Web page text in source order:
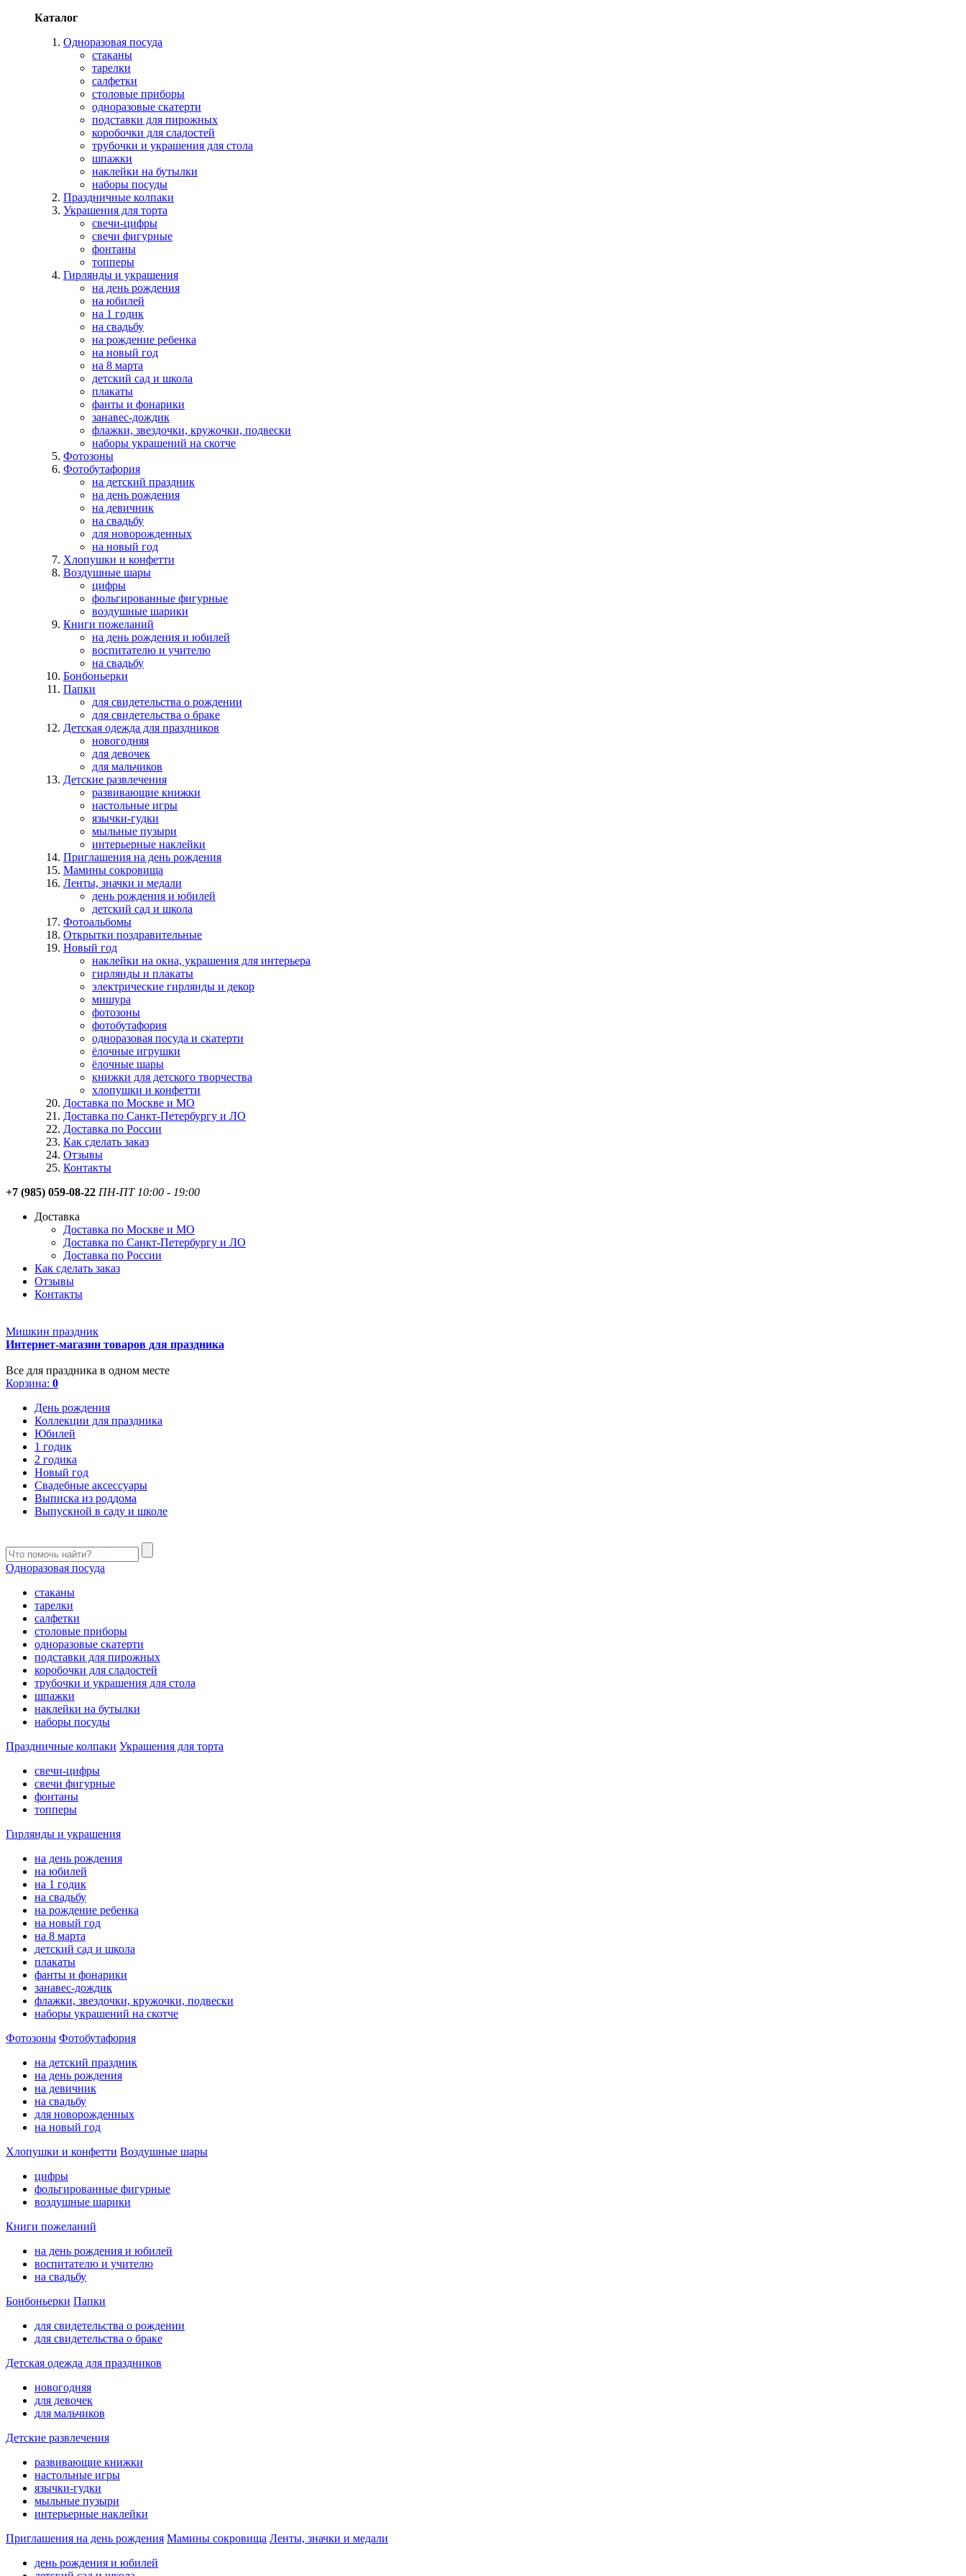
Каталог
Одноразовая посуда
стаканы
тарелки
салфетки
столовые приборы
одноразовые скатерти
подставки для пирожных
коробочки для сладостей
трубочки и украшения для стола
шпажки
наклейки на бутылки
наборы посуды
Праздничные колпаки
Украшения для торта
свечи-цифры
свечи фигурные
фонтаны
топперы
Гирлянды и украшения
на день рождения
на юбилей
на 1 годик
на свадьбу
на рождение ребенка
на новый год
на 8 марта
детский сад и школа
плакаты
фанты и фонарики
занавес-дождик
флажки, звездочки, кружочки, подвески
наборы украшений на скотче
Фотозоны
Фотобутафория
на детский праздник
на день рождения
на девичник
на свадьбу
для новорожденных
на новый год
Хлопушки и конфетти
Воздушные шары
цифры
фольгированные фигурные
воздушные шарики
Книги пожеланий
на день рождения и юбилей
воспитателю и учителю
на свадьбу
Бонбоньерки
Папки
для свидетельства о рождении
для свидетельства о браке
Детская одежда для праздников
новогодняя
для девочек
для мальчиков
Детские развлечения
развивающие книжки
настольные игры
язычки-гудки
мыльные пузыри
интерьерные наклейки
Приглашения на день рождения
Мамины сокровища
Ленты, значки и медали
день рождения и юбилей
детский сад и школа
Фотоальбомы
Открытки поздравительные
Новый год
наклейки на окна, украшения для интерьера
гирлянды и плакаты
электрические гирлянды и декор
мишура
фотозоны
фотобутафория
одноразовая посуда и скатерти
ёлочные игрушки
ёлочные шары
книжки для детского творчества
хлопушки и конфетти
Доставка по Москве и МО
Доставка по Санкт-Петербургу и ЛО
Доставка по России
Как сделать заказ
Отзывы
Контакты
+7 (985) 059-08-22 ПН-ПТ 10:00 - 19:00
Доставка
Доставка по Москве и МО
Доставка по Санкт-Петербургу и ЛО
Доставка по России
Как сделать заказ
Отзывы
Контакты
Мишкин праздник
Интернет-магазин товаров для праздника
Все для праздника в одном месте
Корзина: 0
День рождения
Коллекции для праздника
Юбилей
1 годик
2 годика
Новый год
Свадебные аксессуары
Выписка из роддома
Выпускной в саду и школе
Одноразовая посуда
стаканы
тарелки
салфетки
столовые приборы
одноразовые скатерти
подставки для пирожных
коробочки для сладостей
трубочки и украшения для стола
шпажки
наклейки на бутылки
наборы посуды
Праздничные колпаки Украшения для торта
свечи-цифры
свечи фигурные
фонтаны
топперы
Гирлянды и украшения
на день рождения
на юбилей
на 1 годик
на свадьбу
на рождение ребенка
на новый год
на 8 марта
детский сад и школа
плакаты
фанты и фонарики
занавес-дождик
флажки, звездочки, кружочки, подвески
наборы украшений на скотче
Фотозоны Фотобутафория
на детский праздник
на день рождения
на девичник
на свадьбу
для новорожденных
на новый год
Хлопушки и конфетти Воздушные шары
цифры
фольгированные фигурные
воздушные шарики
Книги пожеланий
на день рождения и юбилей
воспитателю и учителю
на свадьбу
Бонбоньерки Папки
для свидетельства о рождении
для свидетельства о браке
Детская одежда для праздников
новогодняя
для девочек
для мальчиков
Детские развлечения
развивающие книжки
настольные игры
язычки-гудки
мыльные пузыри
интерьерные наклейки
Приглашения на день рождения Мамины сокровища Ленты, значки и медали
день рождения и юбилей